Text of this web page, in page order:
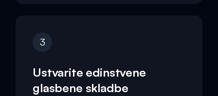
3
Ustvarite edinstvene
glasbene skladbe